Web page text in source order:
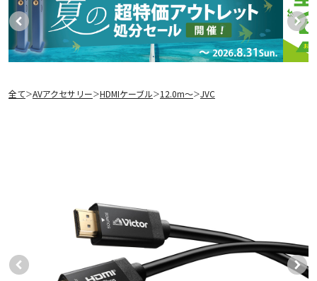
全て＞AVアクセサリー＞HDMIケーブル＞12.0m〜＞JVC